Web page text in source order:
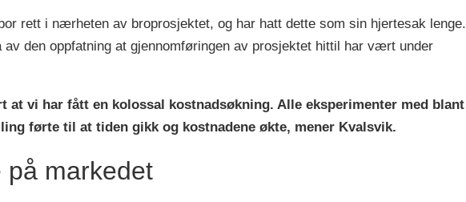
rett i nærheten av broprosjektet, og har hatt dette som sin hjertesak lenge.
av den oppfatning at gjennomføringen av prosjektet hittil har vært under
at vi har fått en kolossal kostnadsøkning. Alle eksperimenter med blant
førte til at tiden gikk og kostnadene økte, mener Kvalsvik.
på markedet